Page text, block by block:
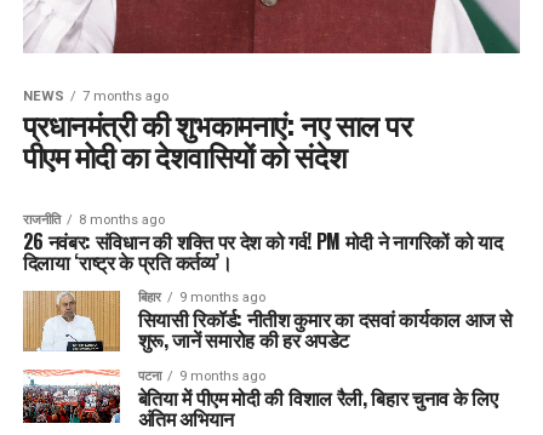
NEWS 7 months ago
प्रधानमंत्री की शुभकामनाएं: नए साल पर
पीएम मोदी का देशवासियों को संदेश
राजनीति 8 months ago
26 नवंबर: संविधान की शक्ति पर देश को गर्व! PM मोदी ने नागरिकों को याद
दिलाया ‘राष्ट्र के प्रति कर्तव्य’।
बिहार 9 months ago
सियासी रिकॉर्ड: नीतीश कुमार का दसवां कार्यकाल आज से
शुरू, जानें समारोह की हर अपडेट
पटना 9 months ago
बेतिया में पीएम मोदी की विशाल रैली, बिहार चुनाव के लिए
अंतिम अभियान